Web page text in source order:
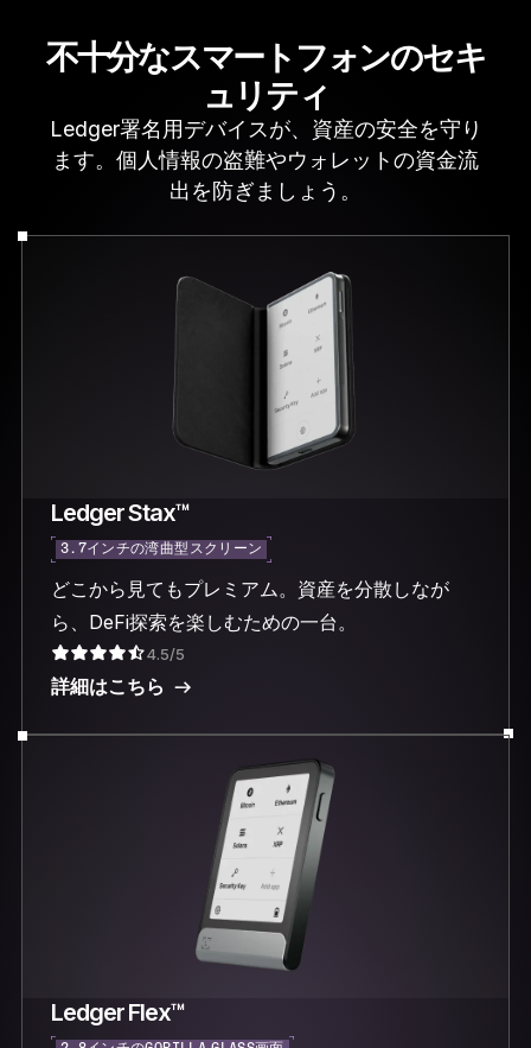
不十分なスマートフォンのセキ
ュリティ
Ledger署名用デバイスが、資産の安全を守り
ます。個人情報の盗難やウォレットの資金流
出を防ぎましょう。
Ledger Stax™
3.7インチの湾曲型スクリーン
どこから見てもプレミアム。資産を分散しなが
ら、DeFi探索を楽しむための一台。
4.5/5
詳細はこちら
Ledger Flex™